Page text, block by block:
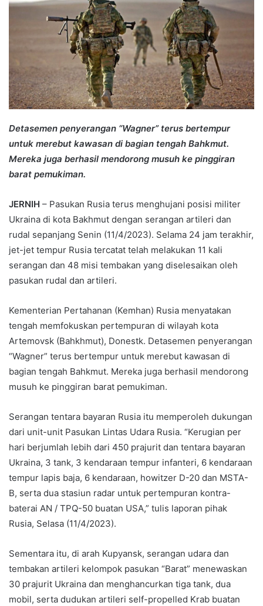
Detasemen penyerangan “Wagner” terus bertempur
untuk merebut kawasan di bagian tengah Bahkmut.
Mereka juga berhasil mendorong musuh ke pinggiran
barat pemukiman.
JERNIH – Pasukan Rusia terus menghujani posisi militer
Ukraina di kota Bakhmut dengan serangan artileri dan
rudal sepanjang Senin (11/4/2023). Selama 24 jam terakhir,
jet-jet tempur Rusia tercatat telah melakukan 11 kali
serangan dan 48 misi tembakan yang diselesaikan oleh
pasukan rudal dan artileri.
Kementerian Pertahanan (Kemhan) Rusia menyatakan
tengah memfokuskan pertempuran di wilayah kota
Artemovsk (Bahkhmut), Donestk. Detasemen penyerangan
“Wagner” terus bertempur untuk merebut kawasan di
bagian tengah Bahkmut. Mereka juga berhasil mendorong
musuh ke pinggiran barat pemukiman.
Serangan tentara bayaran Rusia itu memperoleh dukungan
dari unit-unit Pasukan Lintas Udara Rusia. “Kerugian per
hari berjumlah lebih dari 450 prajurit dan tentara bayaran
Ukraina, 3 tank, 3 kendaraan tempur infanteri, 6 kendaraan
tempur lapis baja, 6 kendaraan, howitzer D-20 dan MSTA-
B, serta dua stasiun radar untuk pertempuran kontra-
baterai AN / TPQ-50 buatan USA,” tulis laporan pihak
Rusia, Selasa (11/4/2023).
Sementara itu, di arah Kupyansk, serangan udara dan
tembakan artileri kelompok pasukan “Barat” menewaskan
30 prajurit Ukraina dan menghancurkan tiga tank, dua
mobil, serta dudukan artileri self-propelled Krab buatan